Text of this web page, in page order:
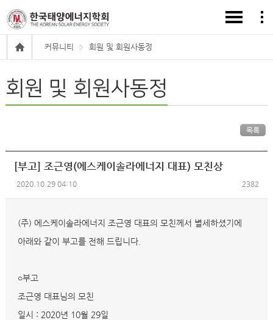
커뮤니티 회원 및 회원사동정
회원 및 회원사동정
목록
[부고] 조근영(에스케이솔라에너지 대표) 모친상
2020.10.29 04:10 2382
(주) 에스케이솔라에너지 조근영 대표의 모친께서 별세하셨기에
아래와 같이 부고를 전해 드립니다.
○부고
조근영 대표님의 모친
일시 : 2020년 10월 29일